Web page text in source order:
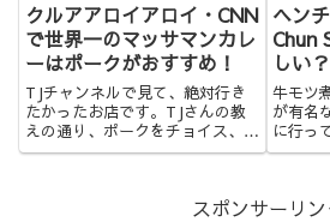
クルアアロイアロイ・CNN
で世界一のマッサマンカレ
ーはポークがおすすめ！
TJチャンネルで見て、絶対行き
たかったお店です。TJさんの教
えの通り、ポークをチョイス、最
高に美味しかったです。KRUA
ッサマンカレーと評判の高いお店
ヘン
Chun
しい？
牛モツ
が有名
に行っ
雑して
前回の
スポンサーリン